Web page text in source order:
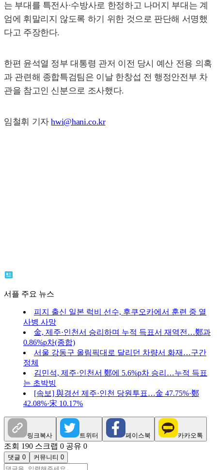
는 부대를 특전사·수방사로 한정하고 나머지 부대는 계
엄에 휘말리지 않도록 하기 위한 것으로 판단해 서명했
다고 주장한다.
한편 윤석열 정부 대통령 관저 이전 당시 예산 전용 의혹
과 관련해 종합특검팀은 이날 한창섭 전 행정안전부 차
관을 참고인 신분으로 조사했다.
임철휘 기자hwi@hani.co.kr
서플 주요 뉴스
피지 출신 일본 럭비 선수, 후쿠오카에서 훈련 중 열
사병 사망
金, 제주·인천서 승리하며 누적 득표서 재역전…鄭과
0.86%p차(종합)
서울 강동구 올림픽대로 달리던 차량서 화재…구간
정체
김민석, 제주·인천서 鄭에 5.6%p차 승리…누적 득표
는 초박빙
[속보] 與경선 제주·인천 당원투표…金 47.75%·鄭
42.08%·宋 10.17%
링크복사 트위터 페이스북 카카오톡
조회 190 스크랩 0 공유 0
댓글 0 커뮤니티 0